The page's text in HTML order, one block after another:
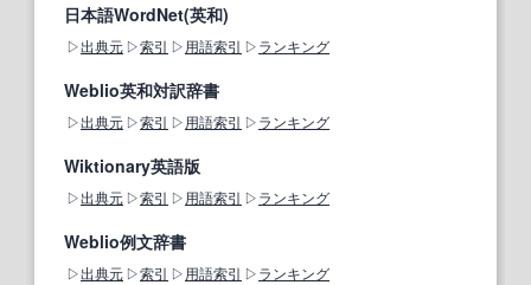
日本語WordNet(英和)
出典元 索引 用語索引 ランキング
Weblio英和対訳辞書
出典元 索引 用語索引 ランキング
Wiktionary英語版
出典元 索引 用語索引 ランキング
Weblio例文辞書
出典元 索引 用語索引 ランキング